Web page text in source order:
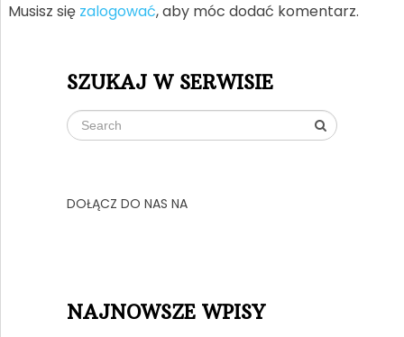
Musisz się zalogować, aby móc dodać komentarz.
SZUKAJ W SERWISIE
DOŁĄCZ DO NAS NA
NAJNOWSZE WPISY